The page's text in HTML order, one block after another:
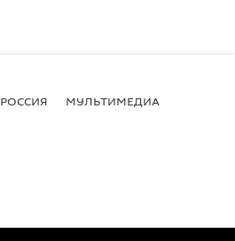
РОССИЯ МУЛЬТИМЕДИА